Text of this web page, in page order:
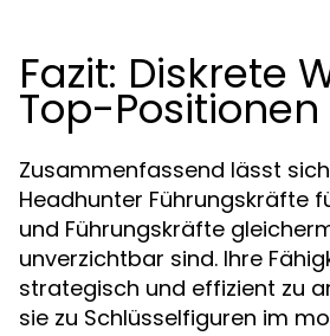
Fazit: Diskrete
Top-Positionen
Zusammenfassend lässt
Headhunter Führungskräfte
und Führungskräfte
unverzichtbar sind. Ihre
strategisch und effizient zu
sie zu Schlüsselfiguren im